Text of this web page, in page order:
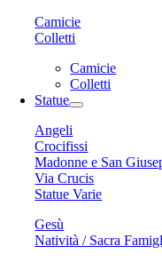
Camicie
Colletti
Camicie
Colletti
Statue
Angeli
Crocifissi
Madonne e San
Via Crucis
Statue Varie
Gesù
Natività / Sacra